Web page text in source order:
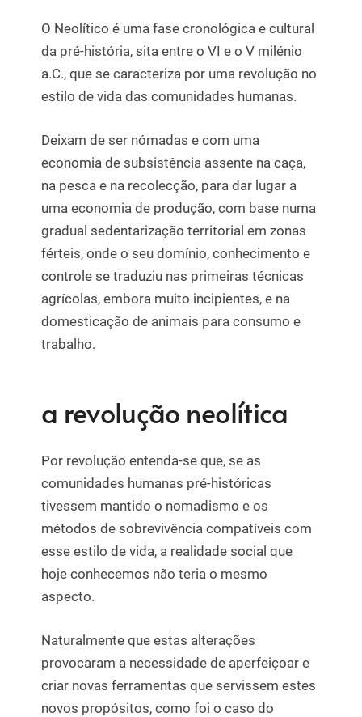
O Neolítico é uma fase cronológica e cultural
da pré-história, sita entre o VI e o V milénio
a.C., que se caracteriza por uma revolução no
estilo de vida das comunidades humanas.
Deixam de ser nómadas e com uma
economia de subsistência assente na caça,
na pesca e na recolecção, para dar lugar a
uma economia de produção, com base numa
gradual sedentarização territorial em zonas
férteis, onde o seu domínio, conhecimento e
controle se traduziu nas primeiras técnicas
agrícolas, embora muito incipientes, e na
domesticação de animais para consumo e
trabalho.
a revolução neolítica
Por revolução entenda-se que, se as
comunidades humanas pré-históricas
tivessem mantido o nomadismo e os
métodos de sobrevivência compatíveis com
esse estilo de vida, a realidade social que
hoje conhecemos não teria o mesmo
aspecto.
Naturalmente que estas alterações
provocaram a necessidade de aperfeiçoar e
criar novas ferramentas que servissem estes
novos propósitos, como foi o caso do